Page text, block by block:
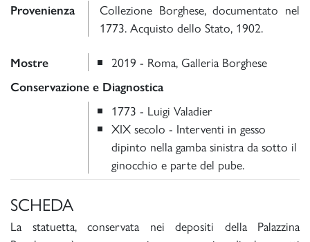
Provenienza
Collezione Borghese, documentato nel
1773. Acquisto dello Stato, 1902.
Mostre 2019 - Roma, Galleria Borghese
Conservazione e Diagnostica
1773 - Luigi Valadier
XIX secolo - Interventi in gesso
dipinto nella gamba sinistra da sotto il
ginocchio e parte del pube.
SCHEDA
La statuetta, conservata nei depositi della Palazzina